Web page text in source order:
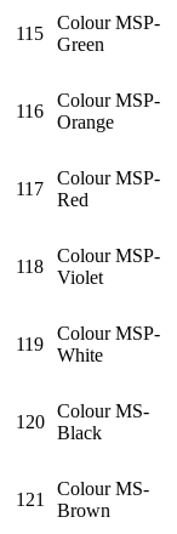
115
Colour MSP-
Green
116
Colour MSP-
Orange
117
Colour MSP-
Red
118
Colour MSP-
Violet
119
Colour MSP-
White
120
Colour MS-
Black
121
Colour MS-
Brown